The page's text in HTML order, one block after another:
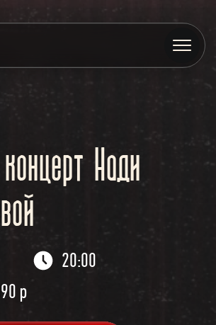
Нади
20:00
р